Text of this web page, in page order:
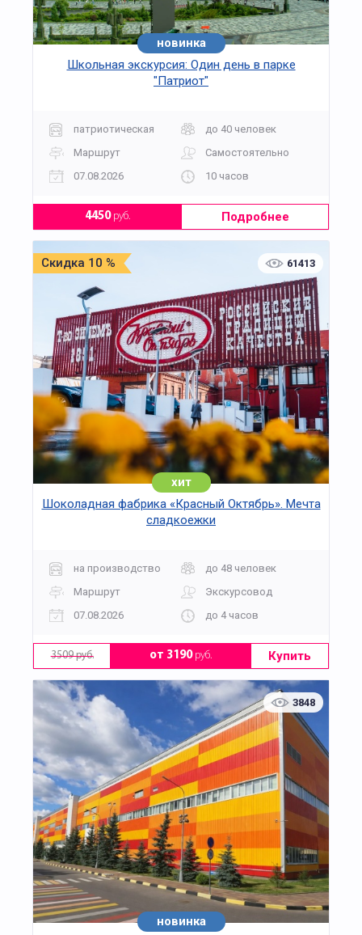
хит
новинка
Школьная экскурсия: Один день в парке
"Патриот"
патриотическая
до 40 человек
Маршрут
Самостоятельно
07.08.2026
10 часов
4450руб. Подробнее
Скидка 10 % 61413
хит
Шоколадная фабрика «Красный Октябрь». Мечта
сладкоежки
на производство
до 48 человек
Маршрут
Экскурсовод
07.08.2026
до 4 часов
3509 руб. от 3190руб. Купить
3848
хит
новинка